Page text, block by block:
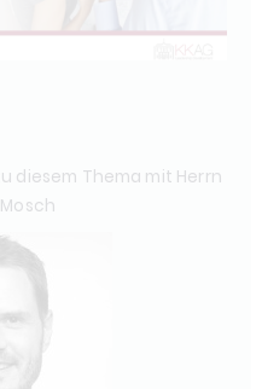
diesem Thema mit Herrn